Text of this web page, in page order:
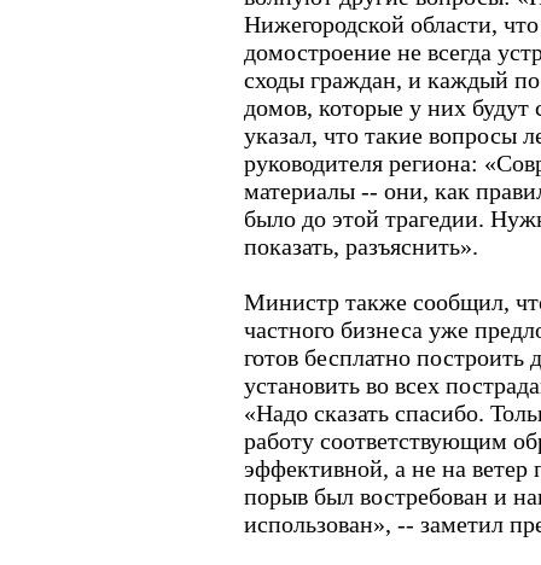
Нижегородской области,
домостроение не всегда
сходы граждан, и каждый
домов, которые у них
указал, что такие вопросы
руководителя региона:
материалы -- они, как
было до этой трагедии.
показать, разъяснить».
Министр также сообщил,
частного бизнеса уже
готов бесплатно построить
установить во всех
«Надо сказать спасибо.
работу соответствующим
эффективной, а не на
порыв был востребован и
использован», -- заметил